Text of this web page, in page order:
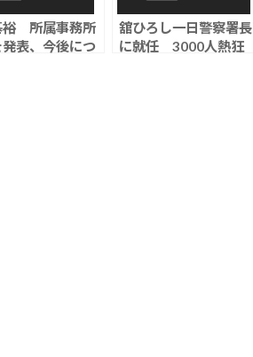
裕 所属事務所
表、今後につ
舘ひろし一日警察署長
に就任 3000人熱狂